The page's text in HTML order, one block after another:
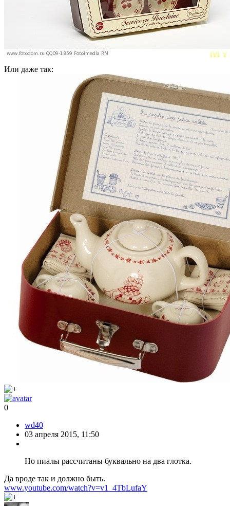
Или даже так:
0
wd40
03 апреля 2015, 11:50
Но пиалы рассчитаны буквально на два глотка.
Да вроде так и должно быть.
www.youtube.com/watch?v=v1_4TbLufaY